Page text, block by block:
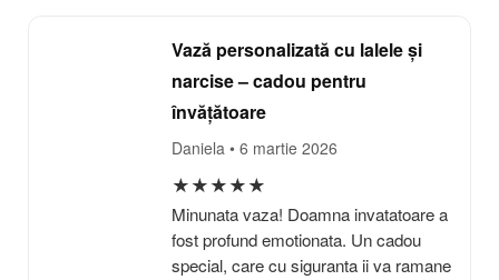
Vază personalizată cu lalele și
narcise – cadou pentru
învățătoare
Daniela • 6 martie 2026
★★★★★
Minunata vaza! Doamna invatatoare a
fost profund emotionata. Un cadou
special, care cu siguranta ii va ramane